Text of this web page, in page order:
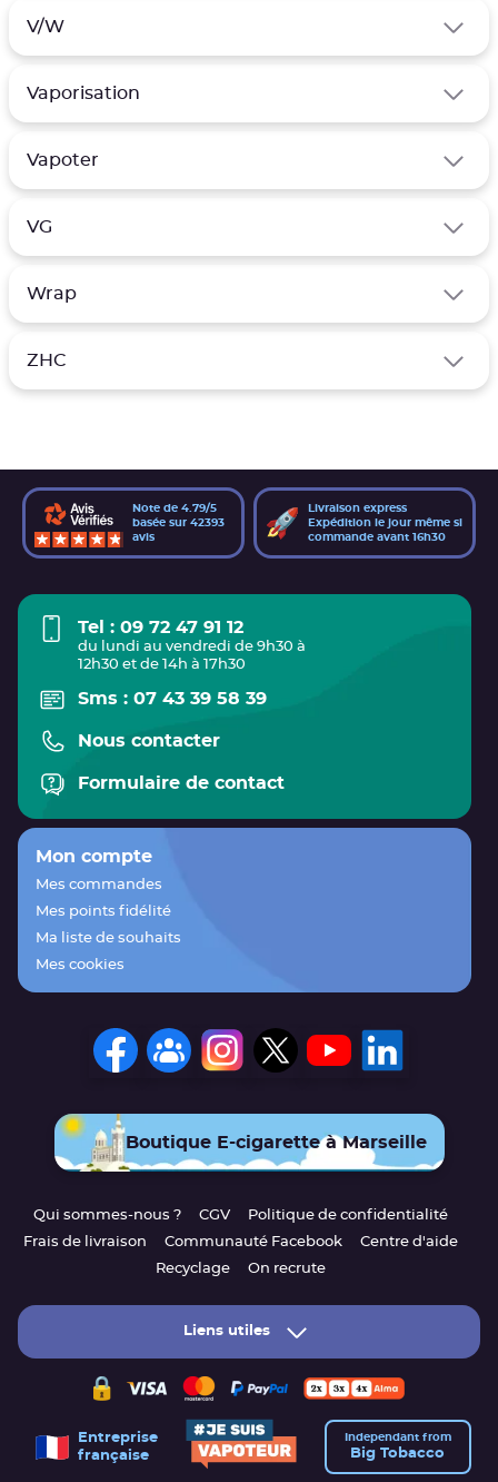
V/W
Vaporisation
Vapoter
VG
Wrap
ZHC
Note de 4.79/5
basée sur 42393
avis
Livraison express
Expédition le jour même si
commande avant 16h30
Tel : 09 72 47 91 12
du lundi au vendredi de 9h30 à
12h30 et de 14h à 17h30
Sms : 07 43 39 58 39
Nous contacter
Formulaire de contact
Mon compte
Mes commandes
Mes points fidélité
Ma liste de souhaits
Mes cookies
Boutique E-cigarette à Marseille
Qui sommes-nous ? CGV
Politique de confidentialité
Frais de livraison
Communauté Facebook
Centre d'aide
Recyclage
On recrute
Liens utiles
Entreprise
française
Independant from
Big Tobacco